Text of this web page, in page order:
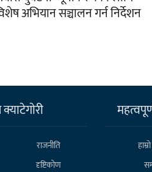
अभियान सञ्चालन गर्न निर्देशन
राजनीति
दृष्टिकोण